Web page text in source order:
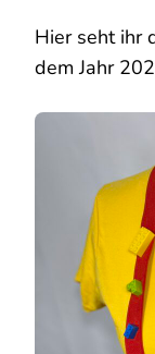
Hier seht ihr
dem Jahr